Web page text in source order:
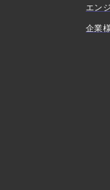
エン
企業